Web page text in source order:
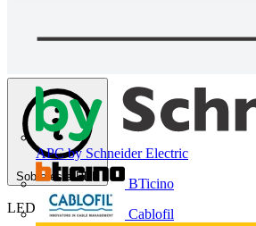
APC by Schneider Electric
BTicino
Cablofil
Sobre este PDF
LEDVANCE